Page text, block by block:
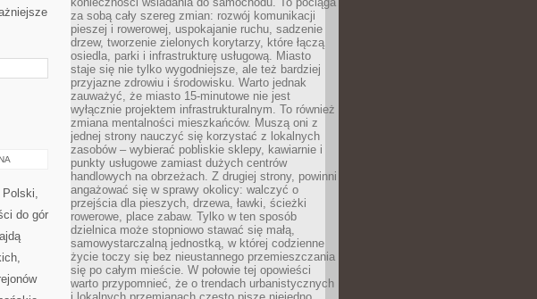
Polski,
do gór
za sobą cały szereg zmian: rozwój komunikacji
pieszej i rowerowej, uspokajanie ruchu, sadzenie
drzew, tworzenie zielonych korytarzy, które łączą
osiedla, parki i infrastrukturę usługową. Miasto
staje się nie tylko wygodniejsze, ale też bardziej
przyjazne zdrowiu i środowisku. Warto jednak
zauważyć, że miasto 15-minutowe nie jest
wyłącznie projektem infrastrukturalnym. To również
zmiana mentalności mieszkańców. Muszą oni z
jednej strony nauczyć się korzystać z lokalnych
zasobów – wybierać pobliskie sklepy, kawiarnie i
punkty usługowe zamiast dużych centrów
handlowych na obrzeżach. Z drugiej strony, powinni
angażować się w sprawy okolicy: walczyć o
przejścia dla pieszych, drzewa, ławki, ścieżki
rowerowe, place zabaw. Tylko w ten sposób
dzielnica może stopniowo stawać się małą,
samowystarczalną jednostką, w której codzienne
życie toczy się bez nieustannego przemieszczania
się po całym mieście. W połowie tej opowieści
warto przypomnieć, że o trendach urbanistycznych